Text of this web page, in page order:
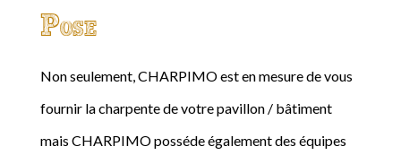
Pose
Non seulement, CHARPIMO est en mesure de vous
fournir la charpente de votre pavillon / bâtiment
mais CHARPIMO posséde également des équipes